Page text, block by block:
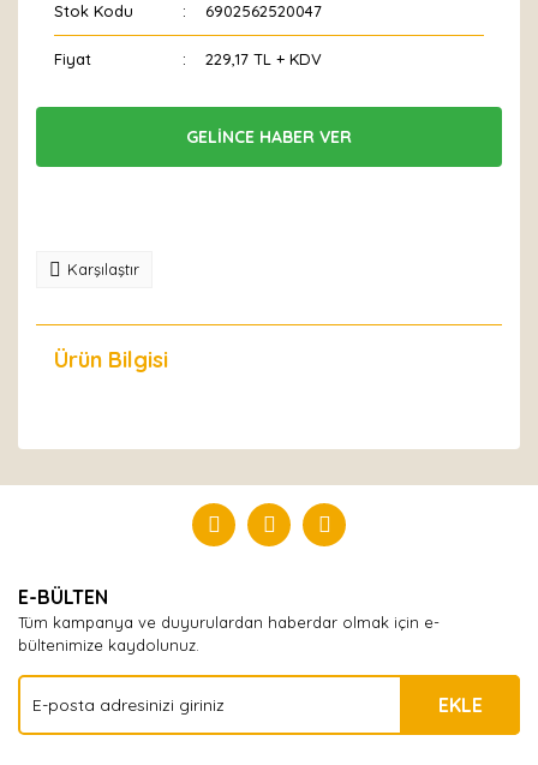
Stok Kodu 6902562520047
Fiyat 229,17 TL + KDV
GELİNCE HABER VER
Karşılaştır
Ürün Bilgisi
Yorum Yaz
E-BÜLTEN
Tüm kampanya ve duyurulardan haberdar olmak için e-
bültenimize kaydolunuz.
EKLE